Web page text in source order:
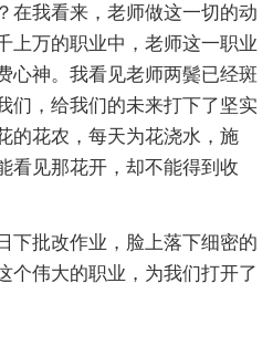
在我看来，老师做这一切的动
上万的职业中，老师这一职业
心神。我看见老师两鬓已经斑
们，给我们的未来打下了坚实
的花农，每天为花浇水，施
看见那花开，却不能得到收
下批改作业，脸上落下细密的
个伟大的职业，为我们打开了